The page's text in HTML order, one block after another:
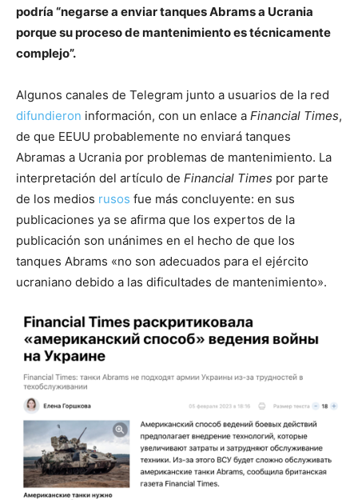
podría “negarse a enviar tanques Abrams a Ucrania
porque su proceso de mantenimiento es técnicamente
complejo”.
Algunos canales de Telegram junto a usuarios de la red
difundieron información, con un enlace a Financial Times,
de que EEUU probablemente no enviará tanques
Abramas a Ucrania por problemas de mantenimiento. La
interpretación del artículo de Financial Times por parte
de los medios rusos fue más concluyente: en sus
publicaciones ya se afirma que los expertos de la
publicación son unánimes en el hecho de que los
tanques Abrams «no son adecuados para el ejército
ucraniano debido a las dificultades de mantenimiento».